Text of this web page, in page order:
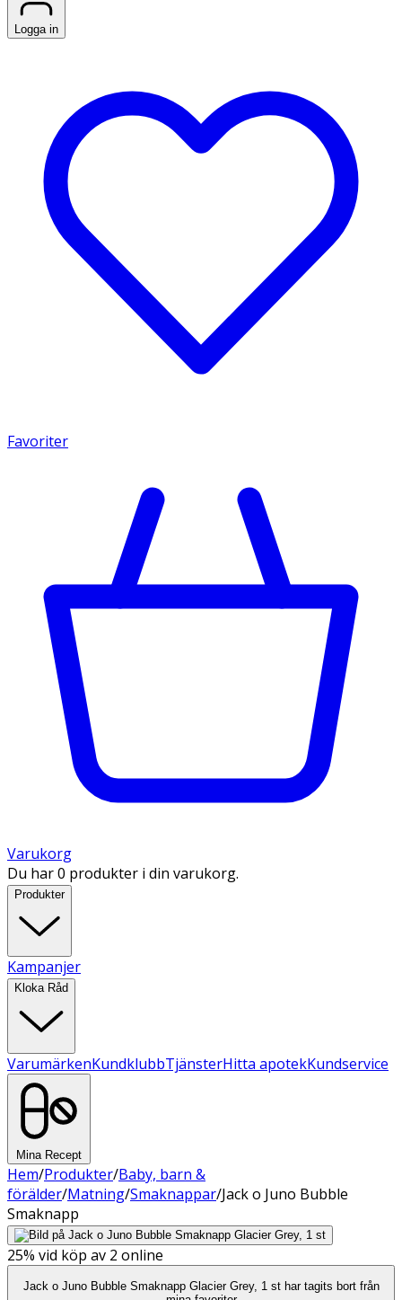
Logga in
Favoriter
Varukorg
Du har 0 produkter i din varukorg.
Produkter
Kampanjer
Kloka Råd
VarumärkenKundklubbTjänsterHitta apotekKundservice
Mina Recept
Hem/Produkter/Baby, barn &
förälder/Matning/Smaknappar/Jack o Juno Bubble
Smaknapp
25% vid köp av 2 online
Jack o Juno Bubble Smaknapp Glacier Grey, 1 st har tagits bort från